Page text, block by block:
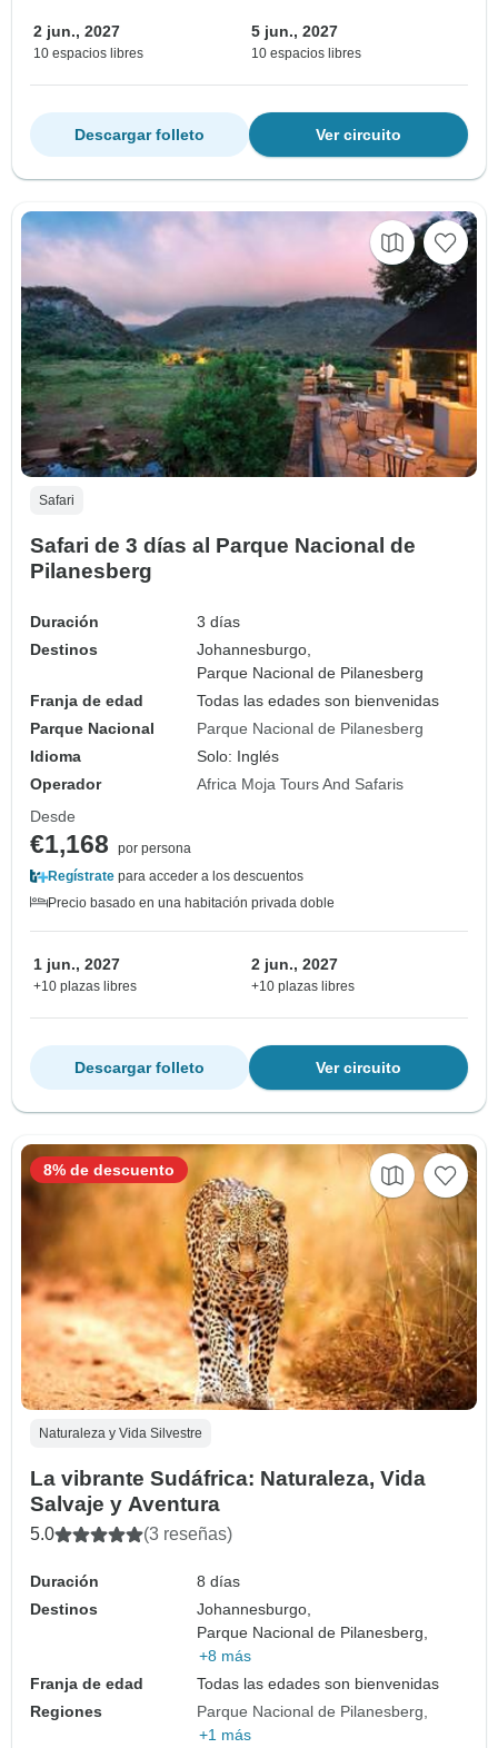
2 jun., 2027
10 espacios libres
5 jun., 2027
10 espacios libres
Ver circuito
Descargar folleto
Safari
Safari de 3 días al Parque Nacional de
Pilanesberg
Duración
3 días
Destinos
Johannesburgo,
Parque Nacional de Pilanesberg
Franja de edad
Todas las edades son bienvenidas
Parque Nacional
Parque Nacional de Pilanesberg
Idioma
Solo: Inglés
Operador
Africa Moja Tours And Safaris
Desde
€1,168
por persona
Regístrate para acceder a los descuentos
Precio basado en una habitación privada doble
1 jun., 2027
+10 plazas libres
2 jun., 2027
+10 plazas libres
Ver circuito
Descargar folleto
Naturaleza y Vida Silvestre
La vibrante Sudáfrica: Naturaleza, Vida
Salvaje y Aventura
5.0 (3 reseñas)
Duración
8 días
Destinos
Johannesburgo,
Parque Nacional de Pilanesberg,
+8 más
Franja de edad
Todas las edades son bienvenidas
Regiones
Parque Nacional de Pilanesberg
+1 más
8% de descuento